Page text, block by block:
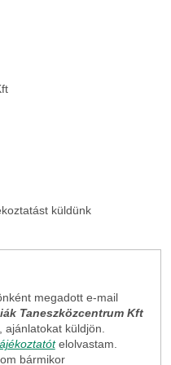
küldünk
megadott e-mail
Taneszközcentrum Kft
ajánlatokat küldjön.
elolvastam.
bármikor